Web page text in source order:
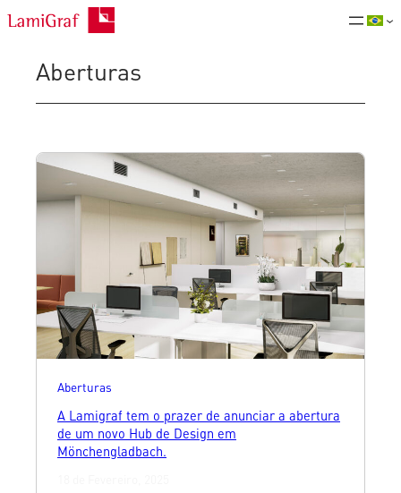
Saltar
conteúdoAberturas
Aberturas
A Lamigraf tem o prazer de anunciar a abertura
de um novo Hub de Design em
Mönchengladbach.